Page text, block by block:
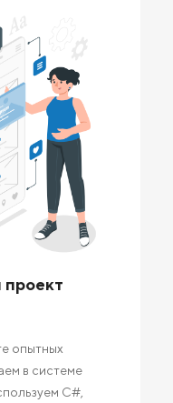
проект
опытных
в системе
C#,